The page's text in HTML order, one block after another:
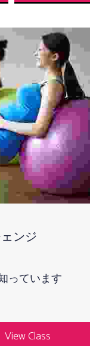
ンジ
っています
View Class